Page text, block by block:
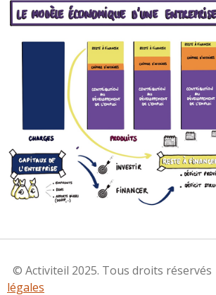
© Activiteil 2025. Tous droits réservés
légales